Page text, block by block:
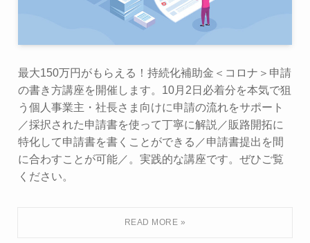
最大150万円がもらえる！持続化補助金＜コロナ＞申請
の書き方講座を開催します。10月2日必着分を本気で狙
う個人事業主・社長さま向けに申請の流れをサポート
／採択された申請書を使って丁寧に解説／販路開拓に
特化して申請書を書くことができる／申請書提出を間
に合わすことが可能／。実践的な講座です。ぜひご覧
ください。